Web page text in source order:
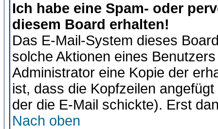
Ich habe eine Spam- oder
diesem Board erhalten!
Das E-Mail-System dieses
solche Aktionen eines
Administrator eine Kopie der
ist, dass die Kopfzeilen
der die E-Mail schickte). Erst
Nach oben